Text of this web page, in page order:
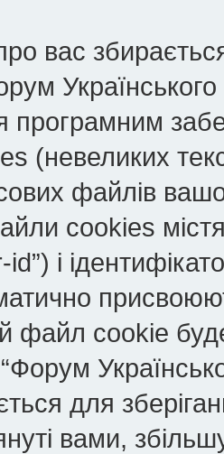
вас
програмним
(невеликих
файлів
cookies
і
файл cookie
для
вами,